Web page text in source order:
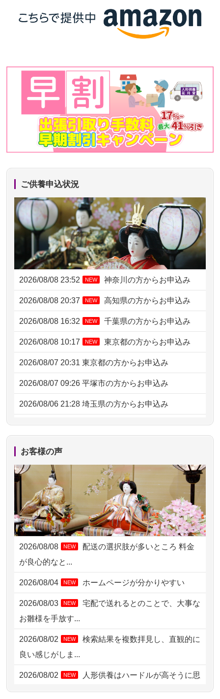
ご供養申込状況
2026/08/08 23:52 NEW 神奈川の方からお申込み
2026/08/08 20:37 NEW 高知県の方からお申込み
2026/08/08 16:32 NEW 千葉県の方からお申込み
2026/08/08 10:17 NEW 東京都の方からお申込み
2026/08/07 20:31 東京都の方からお申込み
2026/08/07 09:26 平塚市の方からお申込み
2026/08/06 21:28 埼玉県の方からお申込み
2026/08/06 17:56 藤沢市の方からお申込み
2026/08/06 10:06
2026/08/06 09:17 三重県の方からお申込み
2026/08/06 06:48 横浜市の方からお申込み
2026/08/05 15:07 東京都の方からお申込み
2026/08/05 11:33 神奈川の方からお申込み
2026/08/04 17:34 西亀有の方からお申込み
2026/08/03 21:17 愛知県の方からお申込み
2026/08/02 18:47
2026/08/02 11:15 千葉県の方からお申込み
2026/08/02 10:39 神奈川の方からお申込み
お客様の声
2026/08/08 NEW
配送の選択肢が多いところ 料金
が良心的なと...
2026/08/04 NEW ホームページが分かりやすい
2026/08/03 NEW
宅配で送れるとのことで、大事な
お雛様を手放す...
2026/08/02 NEW
検索結果を複数拝見し、直観的に
良い感じがしま...
2026/08/02 NEW
人形供養はハードルが高そうに思
えるのですが、...